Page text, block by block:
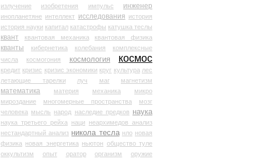
излучение
изобретения импульс инженер
инопланетяне интеллект исследования история
история науки капитал катастрофы катушка теслы
квант квантовая механика квантовая физика
кванты кибернетика колебания
комплексные
числа
космогония космология космос
кредит кризис кризис экономики круг культура лес
летающие тарелки
луч маг магнетизм
математика материя механика
микро
мироздание
многомерные пространства
мозг
человека мысль народ наследие предков наука
наука третьего рейха наци
неархимедов анализ
нестандартный анализ никола тесла нло новая
физика новая энергетика ньютон общество туле
оккультизм
опыт оратор организм
оружие